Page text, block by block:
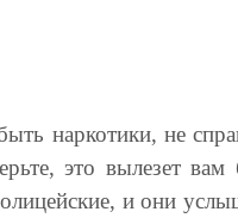
наркотики, не
это вылезет
и они